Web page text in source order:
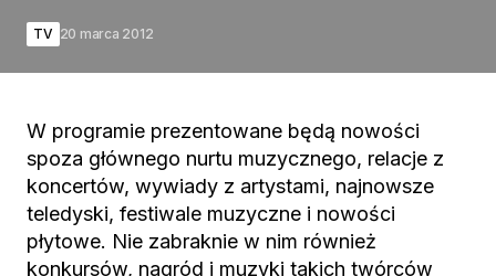
TV 20 marca 2012
W programie prezentowane będą nowości
spoza głównego nurtu muzycznego, relacje z
koncertów, wywiady z artystami, najnowsze
teledyski, festiwale muzyczne i nowości
płytowe. Nie zabraknie w nim również
konkursów, nagród i muzyki takich twórców